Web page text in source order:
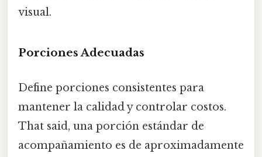
visual.
Porciones Adecuadas
Define porciones consistentes para
mantener la calidad y controlar costos.
That said, una porción estándar de
acompañamiento es de aproximadamente